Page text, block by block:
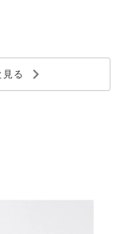
見る keyboard_arrow_right